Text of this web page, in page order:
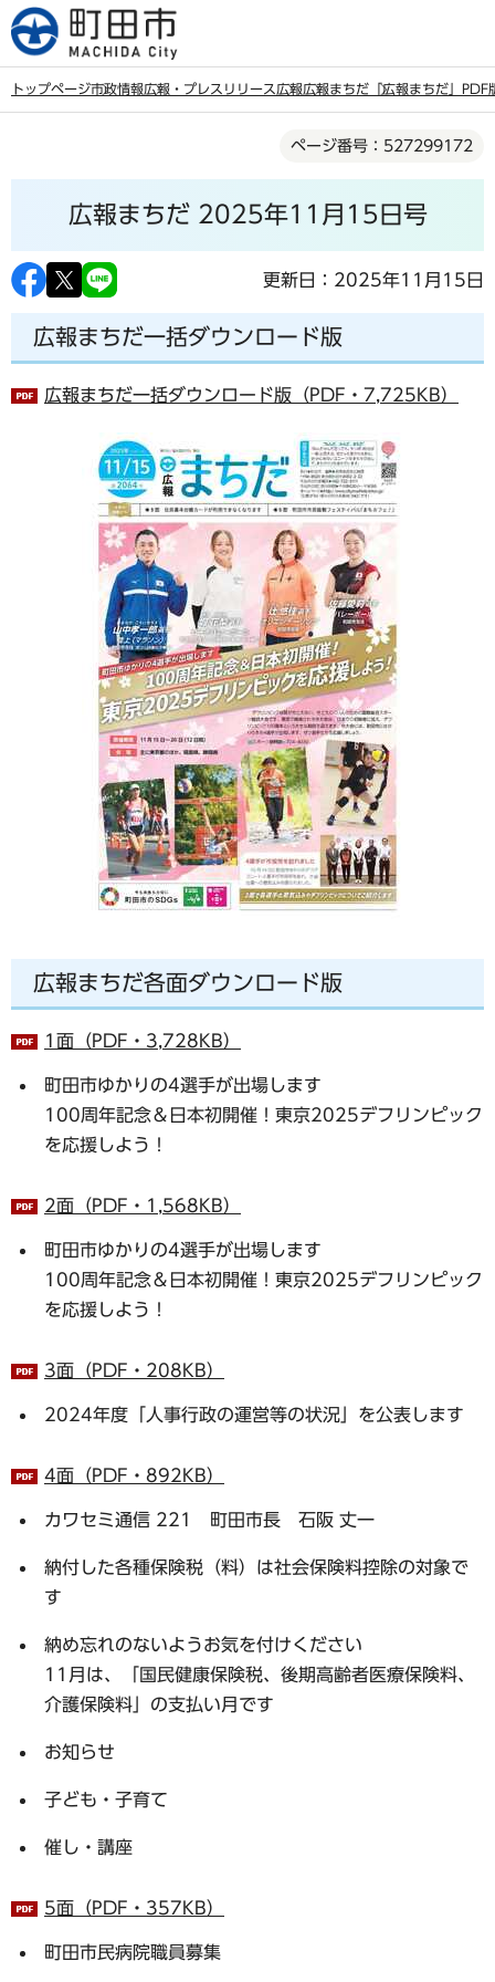
こ
の
す
トップページ市政情報広報・プレスリリース 広報広報まちだ 「広報まちだ」PDF
ら
ページ番号：527299172
広報まちだ 2025年11月15日号
更新日：2025年11月15日
広報まちだ一括ダウンロード版
広報まちだ一括ダウンロード版（PDF・7,725KB）
広報まちだ各面ダウンロード版
1面（PDF・3,728KB）
町田市ゆかりの4選手が出場します
100周年記念＆日本初開催！東京2025デフリンピック
を応援しよう！
2面（PDF・1,568KB）
町田市ゆかりの4選手が出場します
100周年記念＆日本初開催！東京2025デフリンピック
を応援しよう！
3面（PDF・208KB）
2024年度「人事行政の運営等の状況」を公表します
4面（PDF・892KB）
カワセミ通信 221 町田市長 石阪 丈一
納付した各種保険税（料）は社会保険料控除の対象で
す
納め忘れのないようお気を付けください
11月は、「国民健康保険税、後期高齢者医療保険料、
介護保険料」の支払い月です
お知らせ
子ども・子育て
催し・講座
5面（PDF・357KB）
町田市民病院職員募集